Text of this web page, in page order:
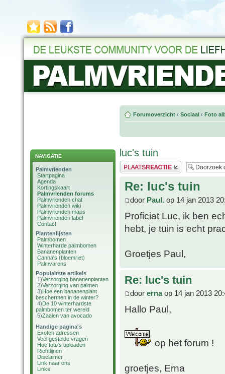
NAVIGATIE
Palmvrienden
Startpagina
Agenda
Kortingskaart
Palmvrienden forums
Palmvrienden chat
Palmvrienden wiki
Palmvrienden maps
Palmvrienden label
Contact
Plantenlijsten
Palmbomen
Winterharde palmbomen
Bananenplanten
Canna's (bloemriet)
Palmvarens
Populairste artikels
1)Verzorging bananenplanten
2)Verzorging van palmen
3)Hoe een bananenplant
beschermen in de winter?
4)De 10 winterhardste
palmbomen ter wereld
5)Zaaien van avocado
Handige pagina's
Exoten adressen
Veel gestelde vragen
Hoe foto's uploaden
Richtlijnen
Disclaimer
Link naar ons
Links
Forumoverzicht ‹ Sociaal ‹ Foto
luc's tuin
Plaats een reactie
Re: luc's tuin
door Paul. op 14 jan 2013
Proficiat Luc, ik ben
hebt, je tuin is echt
Groetjes Paul,
Re: luc's tuin
door ernaop 14 jan 2013
Hallo Paul,
op het forum !
groetjes, Erna